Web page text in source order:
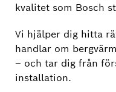
kvalitet som Bosch
Vi hjälper dig hitta
handlar om
– och tar dig från
installation.